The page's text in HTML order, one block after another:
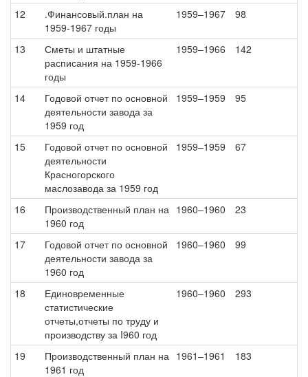
12
.Финансовый.план на
1959-1967 годы
1959–1967 98
13
Сметы и штатные
расписания на 1959-1966
годы
1959–1966 142
14
Годовой отчет по основной
деятельности завода за
1959 год
1959–1959 95
15
Годовой отчет по основной
деятельности
Красногорского
маслозавода за 1959 год
1959–1959 67
16
Производственный план на
1960 год
1960–1960 23
17
Годовой отчет по основной
деятельности завода за
1960 год
1960–1960 99
18
Единовременные
статистические
отчеты,отчеты по труду и
производству за I960 год
1960–1960 293
19
Производственный план на
1961 год
1961–1961 183